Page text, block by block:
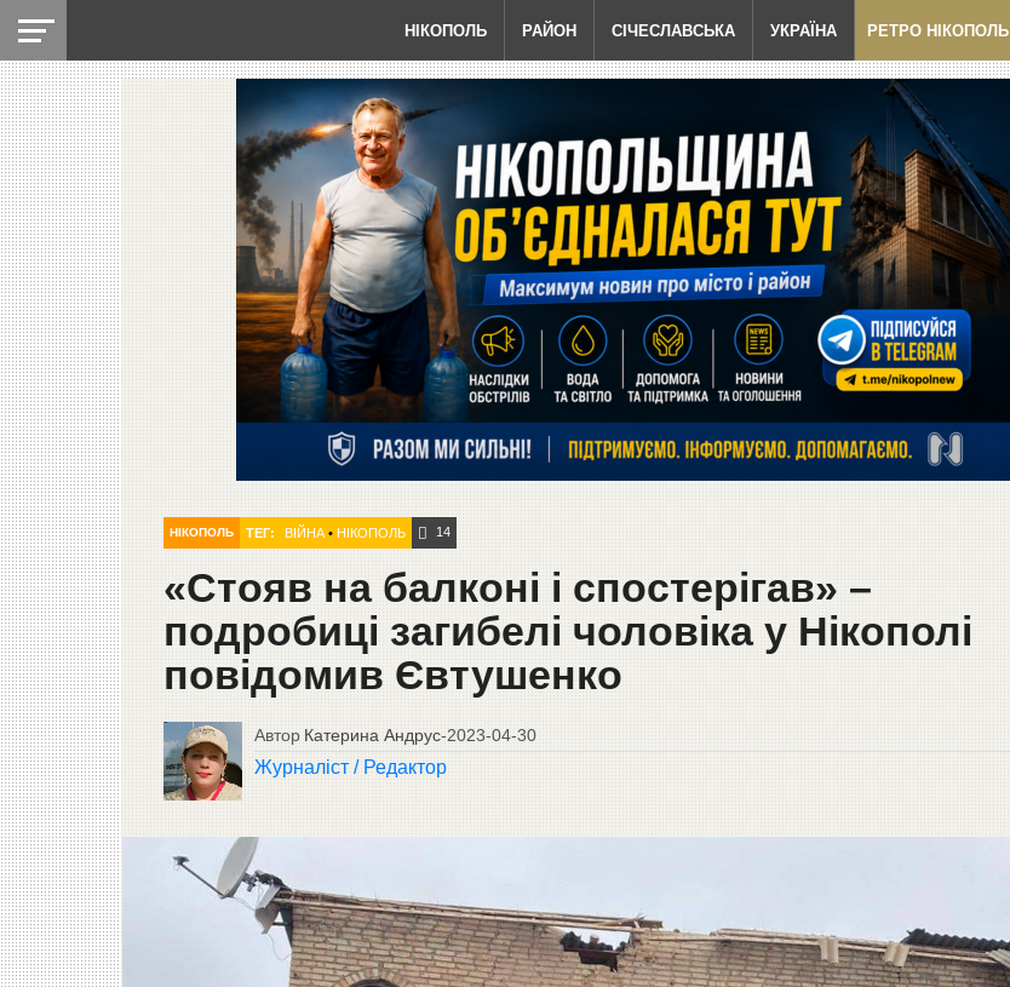
НІКОПОЛЬ РАЙОН СІЧЕСЛАВСЬКА УКРАЇНА РЕТРО НІКОПОЛЬ
НІКОПОЛЬ ТЕГ: ВІЙНА• НІКОПОЛЬ 14
«Стояв на балконі і спостерігав» –
подробиці загибелі чоловіка у Нікополі
повідомив Євтушенко
Автор Катерина Андрус-2023-04-30
Журналіст / Редактор